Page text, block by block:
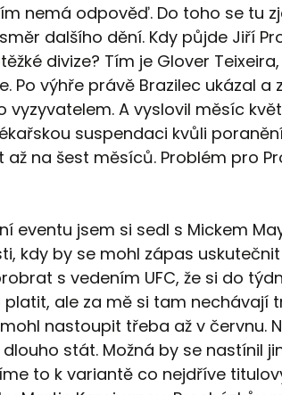
nemá odpověď. Do toho se tu
dalšího dění. Kdy půjde Jiří
divize? Tím je Glover
Po výhře právě Brazilec ukázal a
vyzyvatelem. A vyslovil měsíc
suspendaci kvůli
na šest měsíců. Problém pro
eventu jsem si sedl s Mickem
kdy by se mohl zápas
s vedením UFC, že si do
platit, ale za mě si tam nechávají
nastoupit třeba až v červnu.
stát. Možná by se nastínil
to k variantě co nejdříve